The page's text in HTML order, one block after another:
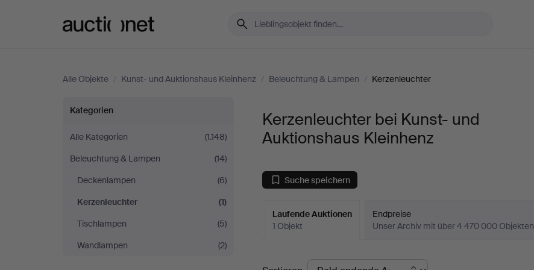
Alle Objekte / Kunst- und Auktionshaus Kleinhenz / Beleuchtung & Lampen / Kerzenleuchter
Kerzenleuchter
bei
Kunst-
und
Auktionshaus
Kleinhenz
Kategorien
Alle Kategorien
(1.148)
Beleuchtung & Lampen
(14)
Deckenlampen
(6)
Kerzenleuchter
(1)
Tischlampen
(5)
Wandlampen
(2)
Kerzenleuchter bei Kunst- und
Auktionshaus Kleinhenz
Suche speichern
Laufende Auktionen
1 Objekt
Endpreise
Unser Archiv mit über 4 470 000 Objekten
Laufende